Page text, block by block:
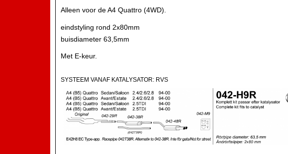
Alleen voor de A4 Quattro (4WD).
eindstyling rond 2x80mm
buisdiameter 63,5mm
Met E-keur.
SYSTEEM VANAF KATALYSATOR: RVS